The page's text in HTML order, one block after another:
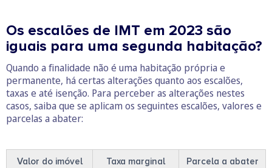
Os escalões de IMT em 2023 são
iguais para uma segunda habitação?
Quando a finalidade não é uma habitação própria e
permanente, há certas alterações quanto aos escalões,
taxas e até isenção. Para perceber as alterações nestes
casos, saiba que se aplicam os seguintes escalões, valores e
parcelas a abater:
Valor do imóvel Taxa marginal Parcela a abater